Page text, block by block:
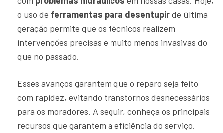
o uso de ferramentas para desentupirde última
geração permite que os técnicos realizem
intervenções precisas e muito menos invasivas do
que no passado.
Esses avanços garantem que o reparo seja feito
com rapidez, evitando transtornos desnecessários
para os moradores. A seguir, conheça os principais
recursos que garantem a eficiência do serviço.